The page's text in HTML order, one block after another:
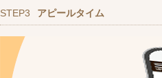
STEP3 アピールタイム